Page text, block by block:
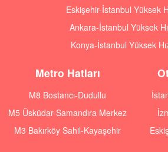
Eskişehir-İstanbul Yüksek
Ankara-İstanbul Yüksek
Konya-İstanbul Yüksek
Metro Hatları
M8 Bostancı-Dudullu
M5 Üsküdar-Samandıra Merkez
M3 Bakırköy Sahil-Kayaşehir